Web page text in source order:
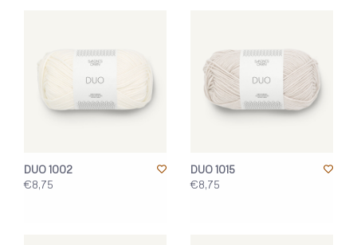
DUO 1002
€8,75
DUO 1015
€8,75